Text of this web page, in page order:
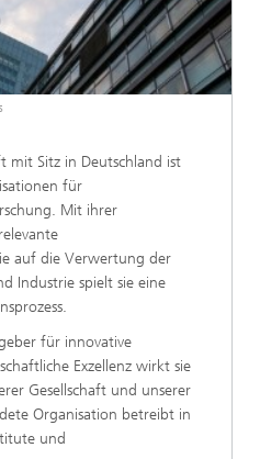
mit Sitz in Deutschland ist
für
Mit ihrer
auf die Verwertung der
Industrie spielt sie eine
für innovative
Exzellenz wirkt sie
Gesellschaft und unserer
Organisation betreibt in
und